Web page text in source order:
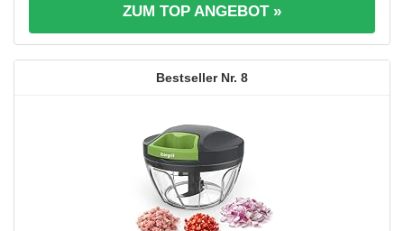
ZUM TOP ANGEBOT »
8